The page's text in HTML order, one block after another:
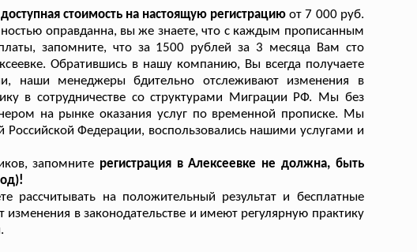
стоимость на настоящую регистрациюот 7 000 руб.
оправданна, вы же знаете, что с каждым прописанным
запомните, что за 1500 рублей за 3 месяца Вам сто
Обратившись в нашу компанию, Вы всегда получаете
наши менеджеры бдительно отслеживают изменения в
в сотрудничестве со структурами Миграции РФ. Мы без
на рынке оказания услуг по временной прописке. Мы
Российской Федерации, воспользовались нашими услугами и
запомните регистрация в Алексеевке не должна, быть
на положительный результат и бесплатные
в законодательстве и имеют регулярную практику